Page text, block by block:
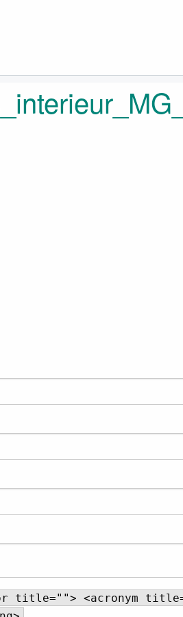
title=""> <acronym